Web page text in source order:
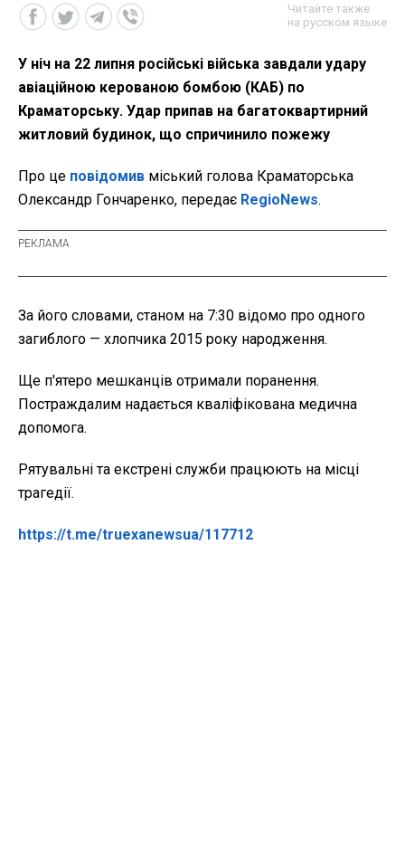
Читайте также
на русском языке
У ніч на 22 липня російські війська завдали удару
авіаційною керованою бомбою (КАБ) по
Краматорську. Удар припав на багатоквартирний
житловий будинок, що спричинило пожежу
Про це повідомив міський голова Краматорська
Олександр Гончаренко, передає RegioNews.
За його словами, станом на 7:30 відомо про одного
загиблого — хлопчика 2015 року народження.
Ще п'ятеро мешканців отримали поранення.
Постраждалим надається кваліфікована медична
допомога.
Рятувальні та екстрені служби працюють на місці
трагедії.
https://t.me/truexanewsua/117712